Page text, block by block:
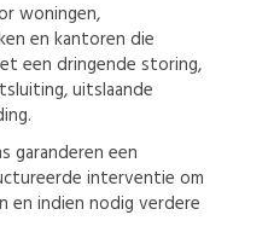
woningen,
en kantoren die
een dringende storing,
uitslaande
garanderen een
interventie om
en indien nodig verdere